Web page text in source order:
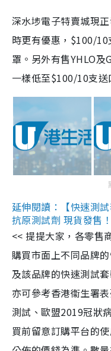
深水埗電子特賣城現
時更有優惠，$100/
罩。另外有售YHLO及
一樣低至$100/10支送
延伸閱讀：【快速測
抗原測試劑 現貨發售
<< 提提大家，各零售
購買市面上不同品牌
及該品牌的快速測試
亦可參考香港衞生署
測試、歐盟2019冠狀
買前留意訂購平台的